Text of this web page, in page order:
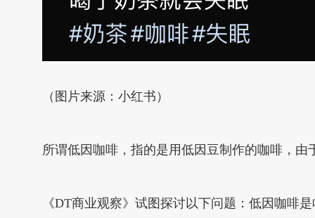
（图片来源：小红书）
所谓低因咖啡，指的是用低因豆制作的咖啡，
《DT商业观察》试图探讨以下问题：低因咖啡